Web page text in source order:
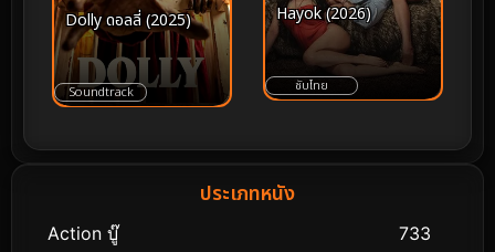
Dolly ดอลลี่ (2025)
Soundtrack
Hayok (2026)
ซับไทย
ประเภทหนัง
Action บู๊ 733